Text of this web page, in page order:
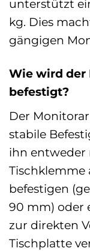
unterstützt
kg. Dies
gängigen
Wie wird der
befestigt?
Der
stabile
ihn entweder
befestigen
90 mm) oder
zur direkten
Tischplatte